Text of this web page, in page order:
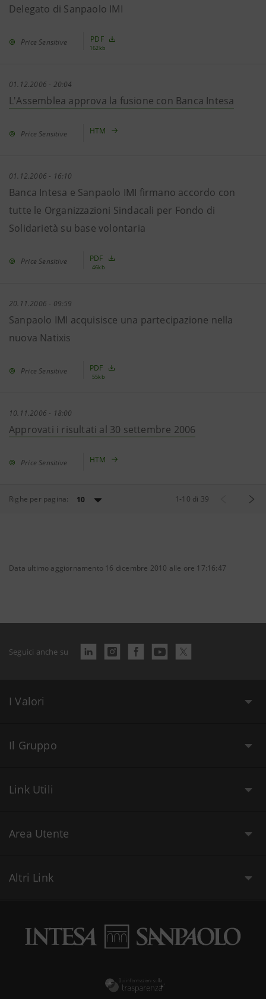
Delegato di Sanpaolo IMI
Price Sensitive PDF
162kb
01.12.2006 - 20:04
L'Assemblea approva la fusione con Banca Intesa
Price Sensitive HTM
01.12.2006 - 16:10
Banca Intesa e Sanpaolo IMI firmano accordo con
tutte le Organizzazioni Sindacali per Fondo di
Solidarietà su base volontaria
Price Sensitive PDF
46kb
20.11.2006 - 09:59
Sanpaolo IMI acquisisce una partecipazione nella
nuova Natixis
Price Sensitive PDF
55kb
10.11.2006 - 18:00
Approvati i risultati al 30 settembre 2006
Price Sensitive HTM
Righe per pagina: 10 1 -10 di 39
Data ultimo aggiornamento 16 dicembre 2010 alle ore 17:16:47
Seguici anche su
I Valori
Il Gruppo
Link Utili
Area Utente
Altri Link